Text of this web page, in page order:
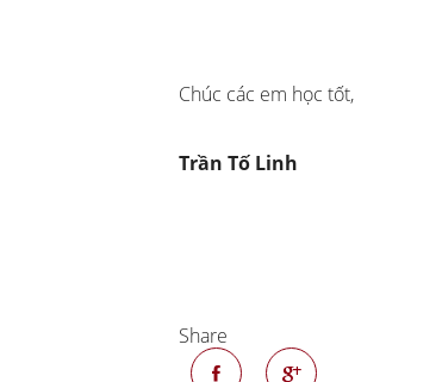
​Chúc các em học tốt,
Trần Tố Linh
Share